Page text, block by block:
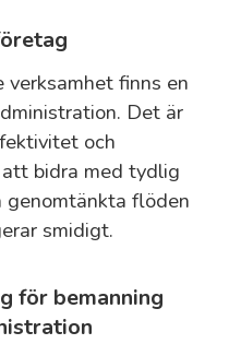
verksamhet finns en
Det är
och
att bidra med tydlig
genomtänkta flöden
smidigt.
för bemanning